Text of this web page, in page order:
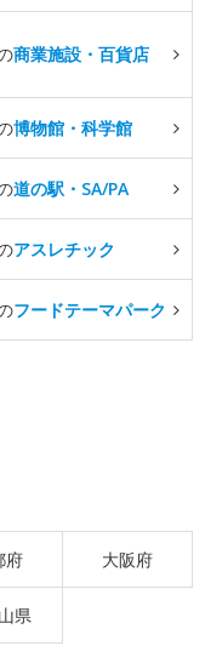
商業施設・百貨店
博物館・科学館
道の駅・SA/PA
アスレチック
フードテーマパーク
府 大阪府
県